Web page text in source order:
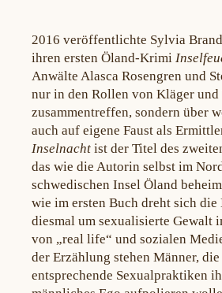
2016 veröffentlichte Sylvia
ihren ersten Öland-Krimi
Anwälte Alasca Rosengren und
nur in den Rollen von Kläger
zusammentreffen, sondern über
auch auf eigene Faust als
Inselnacht ist der Titel des
das wie die Autorin selbst im
schwedischen Insel Öland
wie im ersten Buch dreht sich die
diesmal um sexualisierte Gewalt
von „real life“ und sozialen
der Erzählung stehen Männer,
entsprechende Sexualpraktiken